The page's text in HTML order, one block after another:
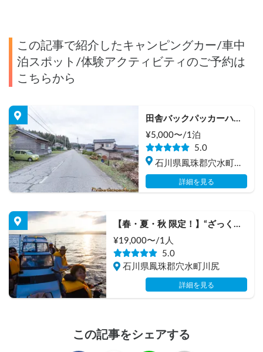
この記事で紹介したキャンピングカー/車中
泊スポット/体験アクティビティのご予約は
こちらから
田舎バックパッカーハウ
ス Station 2
¥5,000〜/1泊
5.0
石川県鳳珠郡穴水町岩
車
詳細を見る
【春・夏・秋 限定！】“ざっくば
らん”な田舎ライフスタイル体験
『洋上パーティー』
¥19,000〜/1人
5.0
石川県鳳珠郡穴水町川尻
詳細を見る
この記事をシェアする